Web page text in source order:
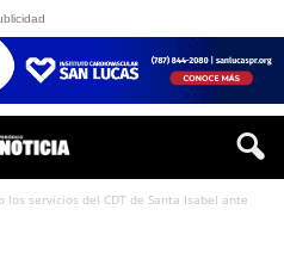
los servicios del CDT de Santa Isabel ante